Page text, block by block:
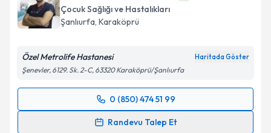
E-posta Adresiniz
Kişisel verilerimin işlenmesine ilişkin
Metni'ni okudum ve kişisel verilerimin belirtilen
kapsamda işlenmesini kabul ediyorum.
Çocuk Sağlığı ve Hastalıkları
Şanlıurfa, Karaköprü
Özel Metrolife Hastanesi Haritada Göster
Şenevler, 6129. Sk. 2-C, 63320 Karaköprü/Şanlıurfa
0 (850) 474 51 99
Randevu Talep Et
Randevu Takvimi Talebi